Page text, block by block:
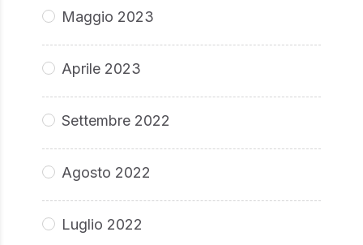
Maggio 2023
Aprile 2023
Settembre 2022
Agosto 2022
Luglio 2022